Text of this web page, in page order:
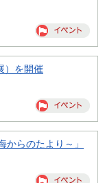
）を開催
らのたより～」